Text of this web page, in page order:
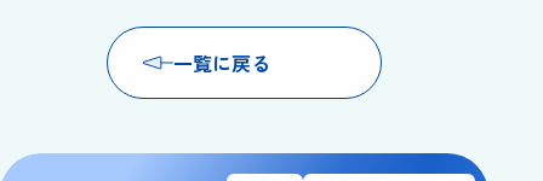
一覧に戻る